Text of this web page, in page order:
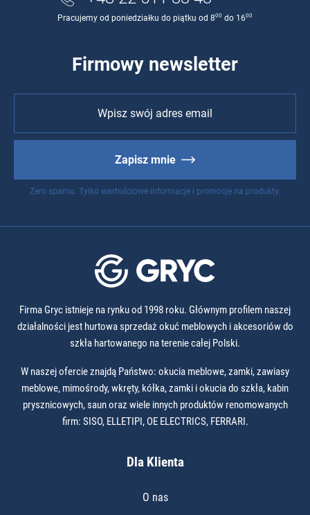
Pracujemy od poniedziałku do piątku od 800 do 1600
Firmowy newsletter
Zapisz mnie
Zero spamu. Tylko wartościowe informacje i promocje na produkty.
Firma Gryc istnieje na rynku od 1998 roku. Głównym profilem naszej
działalności jest hurtowa sprzedaż okuć meblowych i akcesoriów do
szkła hartowanego na terenie całej Polski.
W naszej ofercie znajdą Państwo: okucia meblowe, zamki, zawiasy
meblowe, mimośrody, wkręty, kółka, zamki i okucia do szkła, kabin
prysznicowych, saun oraz wiele innych produktów renomowanych
firm: SISO, ELLETIPI, OE ELECTRICS, FERRARI.
Dla Klienta
O nas